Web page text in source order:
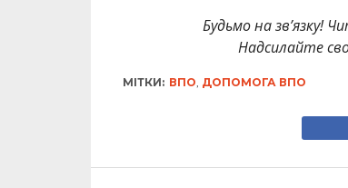
Будьмо на зв’язку!
Надсилайте
МІТКИ: ВПО, ДОПОМОГА ВПО